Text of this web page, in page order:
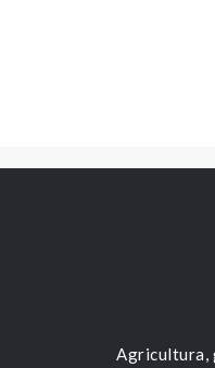
Agricultura,